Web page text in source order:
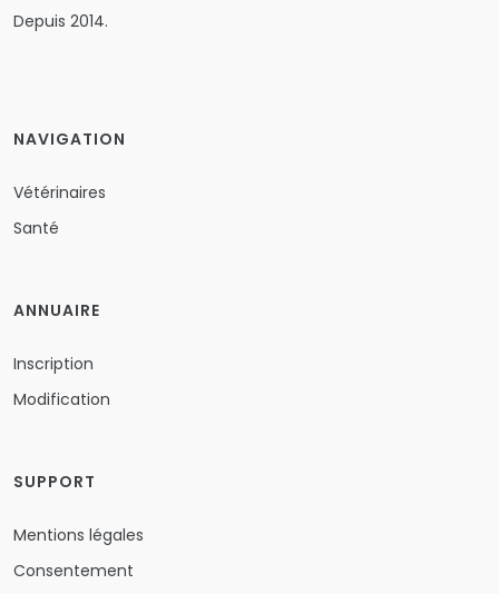
Depuis 2014.
NAVIGATION
Vétérinaires
Santé
ANNUAIRE
Inscription
Modification
SUPPORT
Mentions légales
Consentement